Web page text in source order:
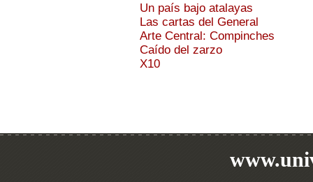
Un país bajo atalayas
Las cartas del General
Arte Central: Compinches
Caído del zarzo
X10